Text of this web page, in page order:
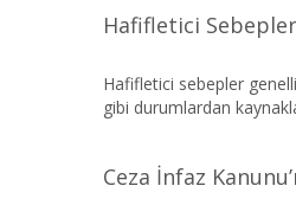
Hafifletici Sebepler
Hafifletici sebepler
gibi durumlardan
Ceza İnfaz